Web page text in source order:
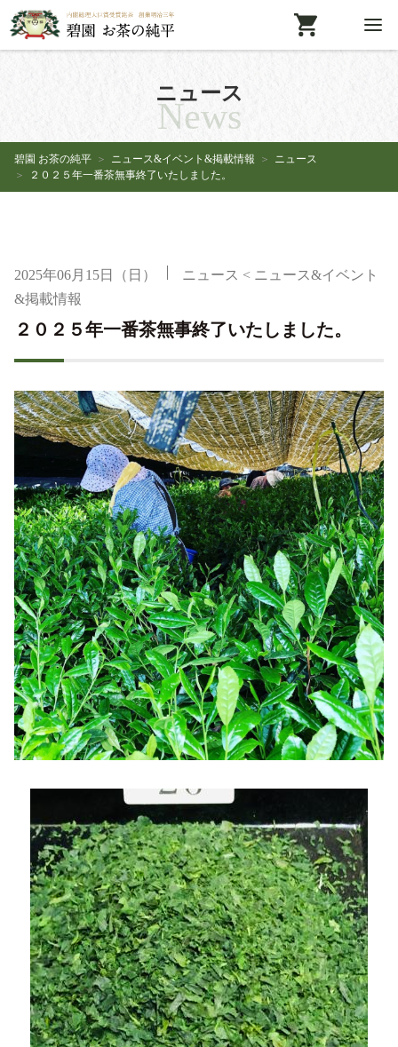
ニュース
News
碧園 お茶の純平 ニュース&イベント&掲載情報
ニュース
２０２５年一番茶無事終了いたしました。
2025年06月15日（日） ニュース < ニュース&イベント
&掲載情報
２０２５年一番茶無事終了いたしました。